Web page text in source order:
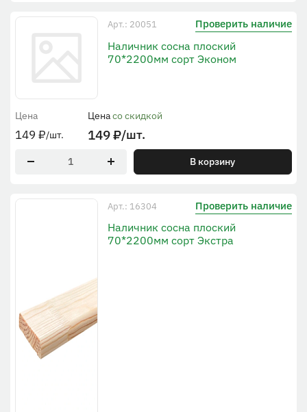
Арт.: 20051 Проверить наличие
Наличник сосна плоский
70*2200мм сорт Эконом
Цена
149 ₽/шт.
Ценасо скидкой
149₽/шт.
В корзину
Арт.: 16304 Проверить наличие
Наличник сосна плоский
70*2200мм сорт Экстра